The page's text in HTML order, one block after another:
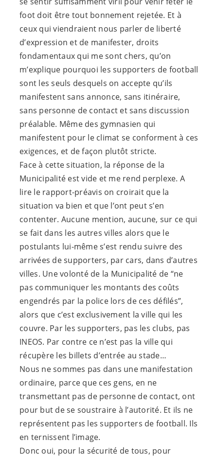
foot doit être tout bonnement rejetée. Et à
ceux qui viendraient nous parler de liberté
d’expression et de manifester, droits
fondamentaux qui me sont chers, qu’on
m’explique pourquoi les supporters de football
sont les seuls desquels on accepte qu’ils
manifestent sans annonce, sans itinéraire,
sans personne de contact et sans discussion
préalable. Même des gymnasien qui
manifestent pour le climat se conforment à ces
exigences, et de façon plutôt stricte.
Face à cette situation, la réponse de la
Municipalité est vide et me rend perplexe. A
lire le rapport-préavis on croirait que la
situation va bien et que l’ont peut s’en
contenter. Aucune mention, aucune, sur ce qui
se fait dans les autres villes alors que le
postulants lui-même s’est rendu suivre des
arrivées de supporters, par cars, dans d’autres
villes. Une volonté de la Municipalité de “ne
pas communiquer les montants des coûts
engendrés par la police lors de ces défilés”,
alors que c’est exclusivement la ville qui les
couvre. Par les supporters, pas les clubs, pas
INEOS. Par contre ce n’est pas la ville qui
récupère les billets d’entrée au stade…
Nous ne sommes pas dans une manifestation
ordinaire, parce que ces gens, en ne
transmettant pas de personne de contact, ont
pour but de se soustraire à l’autorité. Et ils ne
représentent pas les supporters de football. Ils
en ternissent l’image.
Donc oui, pour la sécurité de tous, pour